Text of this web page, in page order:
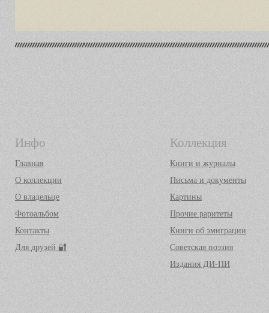
Инфо
Главная
О коллекции
О владельце
Фотоальбом
Контакты
Для друзей 🔐
Коллекция
Книги и журналы
Письма и документы
Картины
Прочие раритеты
Книги об эмиграции
Советская поэзия
Издания ДИ-ПИ